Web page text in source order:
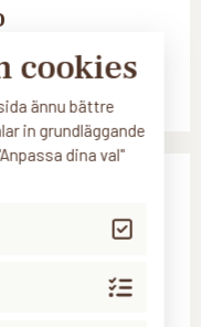
cookies
ännu bättre
in grundläggande
dina val"